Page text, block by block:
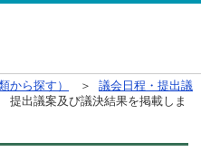
から探す） ＞ 議会日程・提出議
出議案及び議決結果を掲載しま